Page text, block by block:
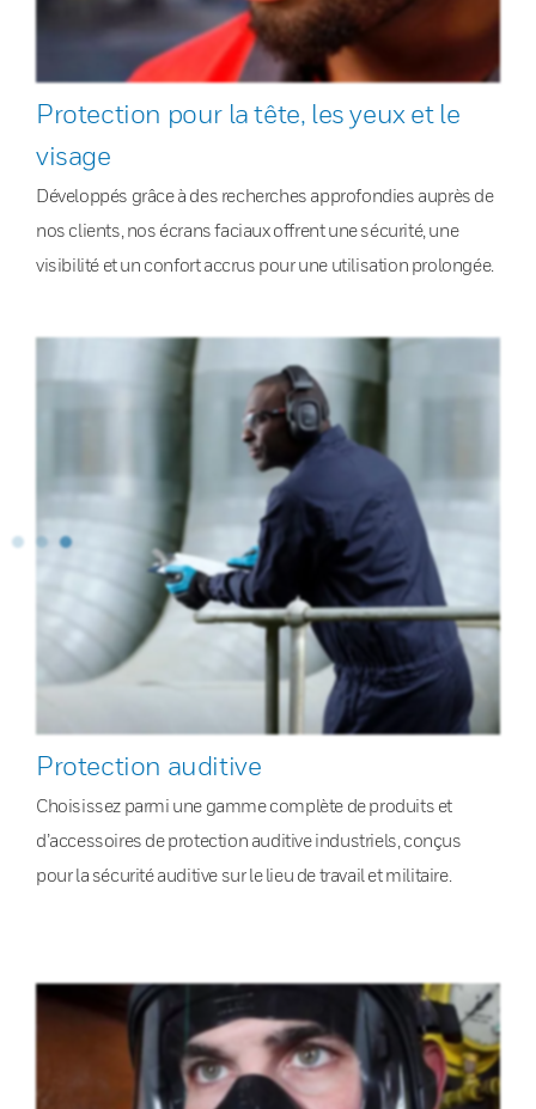
Protection pour la tête, les yeux et le
visage
Développés grâce à des recherches approfondies auprès de
nos clients, nos écrans faciaux offrent une sécurité, une
visibilité et un confort accrus pour une utilisation prolongée.
Protection auditive
Choisissez parmi une gamme complète de produits et
d’accessoires de protection auditive industriels, conçus
pour la sécurité auditive sur le lieu de travail et militaire.